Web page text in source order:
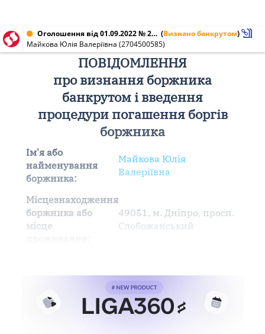
Оголошення від 01.09.2022 № 2704500585 (Визнано банкрутом)
Майкова Юлія Валеріївна (2704500585)
ПОВІДОМЛЕННЯ
про визнання боржника
банкрутом і введення
процедури погашення боргів
боржника
Ім'я або
найменування
боржника:
Майкова Юлія
Валеріївна
Місцезнаходження
боржника або
місце
49051, м. Дніпро, просп.
Слобожанський